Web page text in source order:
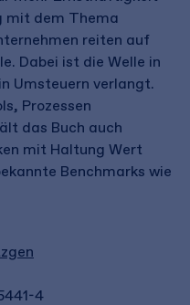
mit dem Thema
reiten auf
Dabei ist die Welle in
Umsteuern verlangt.​
Prozessen
das Buch auch
mit Haltung Wert
Benchmarks wie
4